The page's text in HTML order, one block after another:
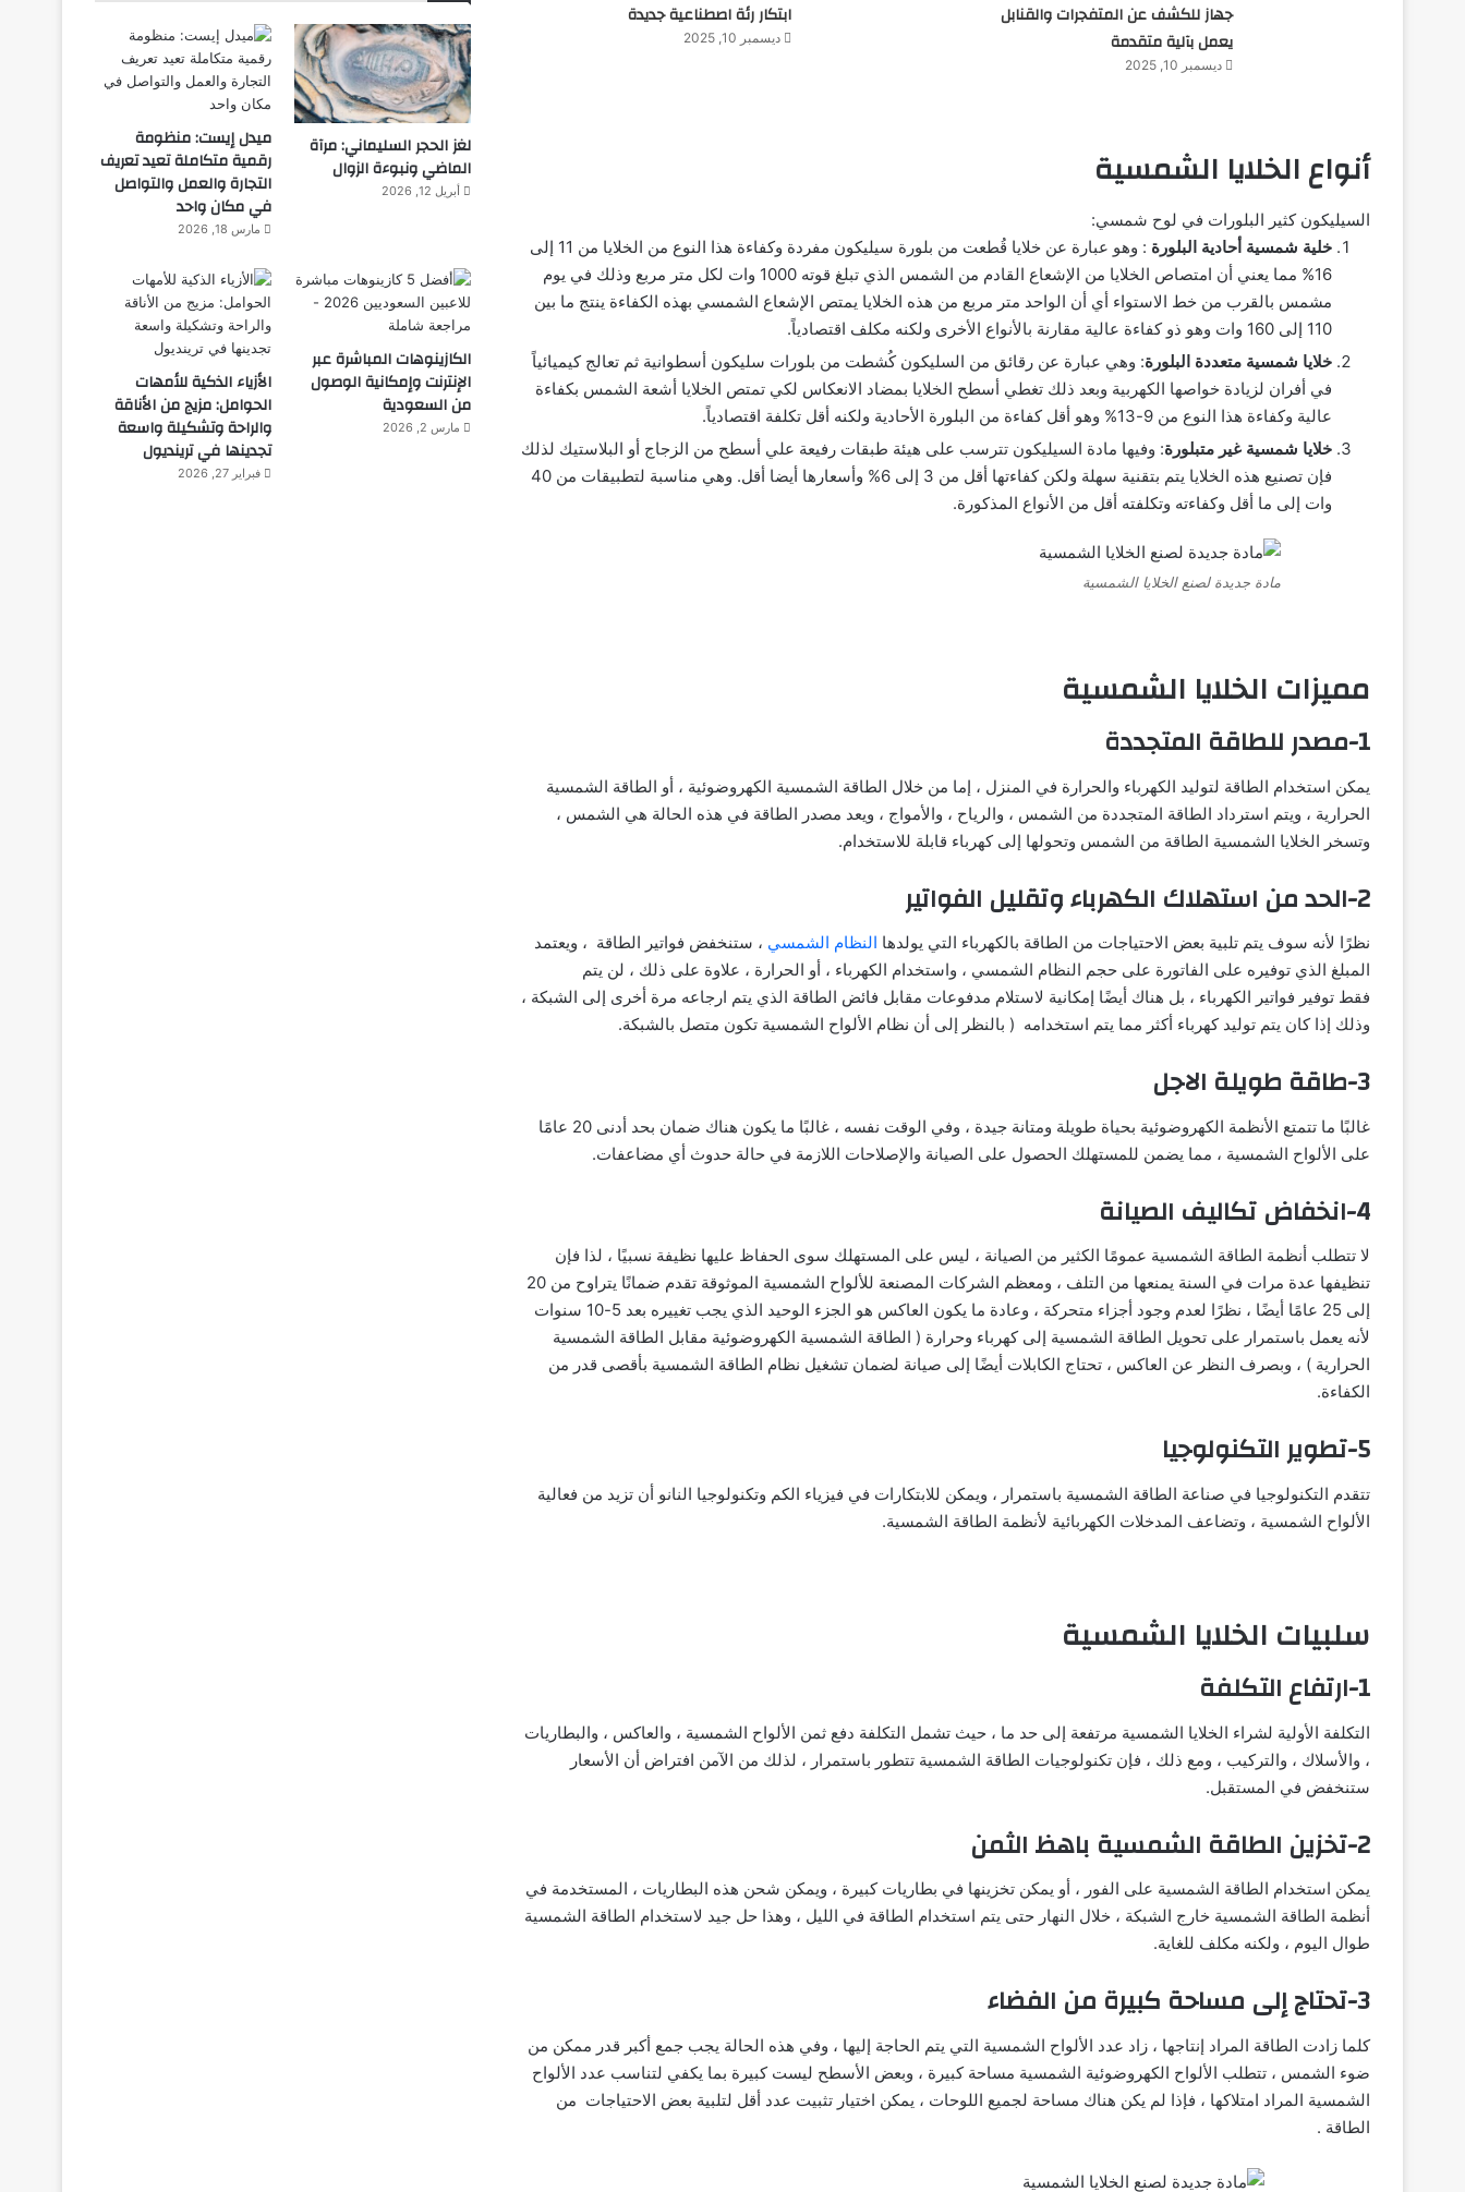
جهاز للكشف عن المتفجرات والقنابل
يعمل بآلية متقدمة
ديسمبر 10, 2025
ابتكار رئة اصطناعية جديدة
ديسمبر 10, 2025
أنواع الخلايا الشمسية
السيليكون كثير البلورات في لوح شمسي:
خلية شمسية أحادية البلورة
: وهو عبارة عن خلايا قُطعت من بلورة سيليكون مفردة وكفاءة هذا النوع من الخلايا من 11 إلى
16% مما يعني أن امتصاص الخلايا من الإشعاع القادم من الشمس الذي تبلغ قوته 1000 وات لكل متر مربع وذلك في يوم
مشمس بالقرب من خط الاستواء أي أن الواحد متر مربع من هذه الخلايا يمتص الإشعاع الشمسي بهذه الكفاءة ينتج ما بين
110 إلى 160 وات وهو ذو كفاءة عالية مقارنة بالأنواع الأخرى ولكنه مكلف اقتصادياً.
خلايا شمسية متعددة البلورة: وهي عبارة عن رقائق من السليكون كُشطت من بلورات سليكون أسطوانية ثم تعالج كيميائياً
في أفران لزيادة خواصها الكهربية وبعد ذلك تغطي أسطح الخلايا بمضاد الانعكاس لكي تمتص الخلايا أشعة الشمس بكفاءة
عالية وكفاءة هذا النوع من 9-13% وهو أقل كفاءة من البلورة الأحادية ولكنه أقل تكلفة اقتصادياً.
خلايا شمسية غير متبلورة: وفيها مادة السيليكون تترسب على هيئة طبقات رفيعة علي أسطح من الزجاج أو البلاستيك لذلك
فإن تصنيع هذه الخلايا يتم بتقنية سهلة ولكن كفاءتها أقل من 3 إلى 6% وأسعارها أيضا أقل. وهي مناسبة لتطبيقات من 40
وات إلى ما أقل وكفاءته وتكلفته أقل من الأنواع المذكورة.
مادة جديدة لصنع الخلايا الشمسية
مميزات الخلايا الشمسية
1-مصدر للطاقة المتجددة
يمكن استخدام الطاقة لتوليد الكهرباء والحرارة في المنزل ، إما من خلال الطاقة الشمسية الكهروضوئية ، أو الطاقة الشمسية
الحرارية ، ويتم استرداد الطاقة المتجددة من الشمس ، والرياح ، والأمواج ، ويعد مصدر الطاقة في هذه الحالة هي الشمس ،
وتسخر الخلايا الشمسية الطاقة من الشمس وتحولها إلى كهرباء قابلة للاستخدام.
2-الحد من استهلاك الكهرباء وتقليل الفواتير
نظرًا لأنه سوف يتم تلبية بعض الاحتياجات من الطاقة بالكهرباء التي يولدها النظام الشمسي ، ستنخفض فواتير الطاقة ، ويعتمد
المبلغ الذي توفيره على الفاتورة على حجم النظام الشمسي ، واستخدام الكهرباء ، أو الحرارة ، علاوة على ذلك ، لن يتم
فقط توفير فواتير الكهرباء ، بل هناك أيضًا إمكانية لاستلام مدفوعات مقابل فائض الطاقة الذي يتم ارجاعه مرة أخرى إلى الشبكة ،
وذلك إذا كان يتم توليد كهرباء أكثر مما يتم استخدامه ( بالنظر إلى أن نظام الألواح الشمسية تكون متصل بالشبكة.
3-طاقة طويلة الاجل
غالبًا ما تتمتع الأنظمة الكهروضوئية بحياة طويلة ومتانة جيدة ، وفي الوقت نفسه ، غالبًا ما يكون هناك ضمان بحد أدنى 20 عامًا
على الألواح الشمسية ، مما يضمن للمستهلك الحصول على الصيانة والإصلاحات اللازمة في حالة حدوث أي مضاعفات.
4-انخفاض تكاليف الصيانة
لا تتطلب أنظمة الطاقة الشمسية عمومًا الكثير من الصيانة ، ليس على المستهلك سوى الحفاظ عليها نظيفة نسبيًا ، لذا فإن
تنظيفها عدة مرات في السنة يمنعها من التلف ، ومعظم الشركات المصنعة للألواح الشمسية الموثوقة تقدم ضمانًا يتراوح من 20
إلى 25 عامًا أيضًا ، نظرًا لعدم وجود أجزاء متحركة ، وعادة ما يكون العاكس هو الجزء الوحيد الذي يجب تغييره بعد 5-10 سنوات
لأنه يعمل باستمرار على تحويل الطاقة الشمسية إلى كهرباء وحرارة ( الطاقة الشمسية الكهروضوئية مقابل الطاقة الشمسية
الحرارية ) ، وبصرف النظر عن العاكس ، تحتاج الكابلات أيضًا إلى صيانة لضمان تشغيل نظام الطاقة الشمسية بأقصى قدر من
الكفاءة.
5-تطوير التكنولوجيا
تتقدم التكنولوجيا في صناعة الطاقة الشمسية باستمرار ، ويمكن للابتكارات في فيزياء الكم وتكنولوجيا النانو أن تزيد من فعالية
الألواح الشمسية ، وتضاعف المدخلات الكهربائية لأنظمة الطاقة الشمسية.
سلبيات الخلايا الشمسية
1-ارتفاع التكلفة
التكلفة الأولية لشراء الخلايا الشمسية مرتفعة إلى حد ما ، حيث تشمل التكلفة دفع ثمن الألواح الشمسية ، والعاكس ، والبطاريات
، والأسلاك ، والتركيب ، ومع ذلك ، فإن تكنولوجيات الطاقة الشمسية تتطور باستمرار ، لذلك من الآمن افتراض أن الأسعار
ستنخفض في المستقبل.
2-تخزين الطاقة الشمسية باهظ الثمن
يمكن استخدام الطاقة الشمسية على الفور ، أو يمكن تخزينها في بطاريات كبيرة ، ويمكن شحن هذه البطاريات ، المستخدمة في
أنظمة الطاقة الشمسية خارج الشبكة ، خلال النهار حتى يتم استخدام الطاقة في الليل ، وهذا حل جيد لاستخدام الطاقة الشمسية
طوال اليوم ، ولكنه مكلف للغاية.
3-تحتاج إلى مساحة كبيرة من الفضاء
كلما زادت الطاقة المراد إنتاجها ، زاد عدد الألواح الشمسية التي يتم الحاجة إليها ، وفي هذه الحالة يجب جمع أكبر قدر ممكن من
ضوء الشمس ، تتطلب الألواح الكهروضوئية الشمسية مساحة كبيرة ، وبعض الأسطح ليست كبيرة بما يكفي لتناسب عدد الألواح
الشمسية المراد امتلاكها ، فإذا لم يكن هناك مساحة لجميع اللوحات ، يمكن اختيار تثبيت عدد أقل لتلبية بعض الاحتياجات من
الطاقة .
لغز الحجر السليماني: مرآة
الماضي ونبوءة الزوال
أبريل 12, 2026
ميدل إيست: منظومة
رقمية متكاملة تعيد تعريف
التجارة والعمل والتواصل
في مكان واحد
مارس 18, 2026
الكازينوهات المباشرة عبر
الإنترنت وإمكانية الوصول
من السعودية
مارس 2, 2026
الأزياء الذكية للأمهات
الحوامل: مزيج من الأناقة
والراحة وتشكيلة واسعة
تجدينها في ترينديول
فبراير 27, 2026